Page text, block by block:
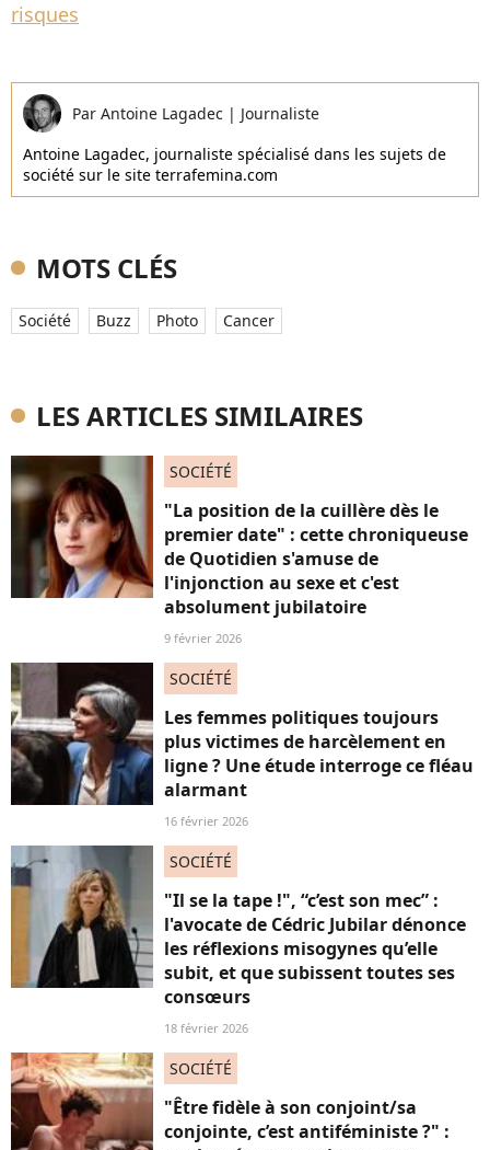
risques
Par Antoine Lagadec | Journaliste
Antoine Lagadec, journaliste spécialisé dans les sujets de
société sur le site terrafemina.com
MOTS CLÉS
Société Buzz Photo Cancer
LES ARTICLES SIMILAIRES
SOCIÉTÉ
"La position de la cuillère dès le
premier date" : cette chroniqueuse
de Quotidien s'amuse de
l'injonction au sexe et c'est
absolument jubilatoire
9 février 2026
SOCIÉTÉ
Les femmes politiques toujours
plus victimes de harcèlement en
ligne ? Une étude interroge ce fléau
alarmant
16 février 2026
SOCIÉTÉ
"Il se la tape !", “c’est son mec” :
l'avocate de Cédric Jubilar dénonce
les réflexions misogynes qu’elle
subit, et que subissent toutes ses
consœurs
18 février 2026
SOCIÉTÉ
"Être fidèle à son conjoint/sa
conjointe, c’est antiféministe ?" :